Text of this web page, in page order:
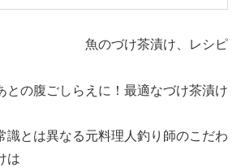
との腹ごしらえに！最適なづけ茶漬け
識とは異なる元料理人釣り師のこだわ
は